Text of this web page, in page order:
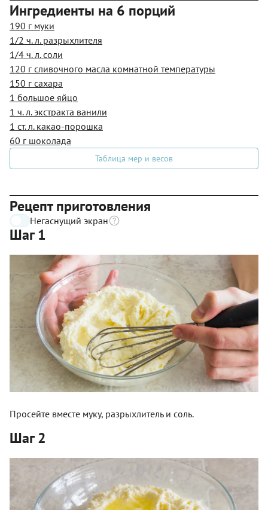
Ингредиенты на 6 порций
190 г муки
1/2 ч. л. разрыхлителя
1/4 ч. л. соли
120 г сливочного масла комнатной температуры
150 г сахара
1 большое яйцо
1 ч. л. экстракта ванили
1 ст. л. какао-порошка
60 г шоколада
Таблица мер и весов
Рецепт приготовления
Негаснущий экран
Шаг 1
Просейте вместе муку, разрыхлитель и соль.
Шаг 2